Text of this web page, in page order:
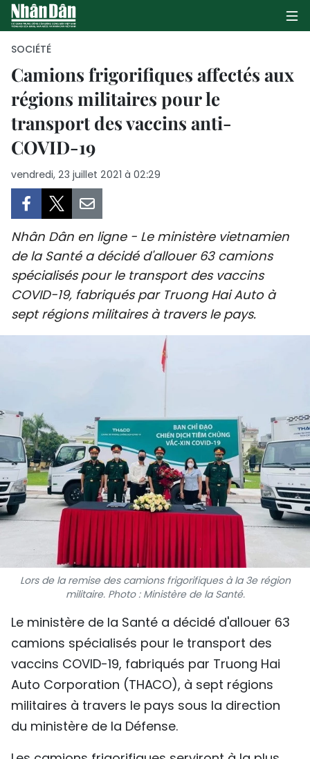
PAGE D'ACCUEIL
POLITIQUE
TOURISME
ENVIRONNEMENT
FRANCOPHONIE
INTERNATIONAL
MÉGASTORIE
INFOGRAPHIE
PHOTO
VIDÉO
TIẾNG VIỆT
ENGLISH
中文
SOCIÉTÉ
Camions frigorifiques affectés aux
régions militaires pour le
transport des vaccins anti-
COVID-19
vendredi, 23 juillet 2021 à 02:29
Nhân Dân en ligne - Le ministère vietnamien
de la Santé a décidé d'allouer 63 camions
spécialisés pour le transport des vaccins
COVID-19, fabriqués par Truong Hai Auto à
sept régions militaires à travers le pays.
Lors de la remise des camions frigorifiques à la 3e région
militaire. Photo : Ministère de la Santé.
Le ministère de la Santé a décidé d'allouer 63
camions spécialisés pour le transport des
vaccins COVID-19, fabriqués par Truong Hai
Auto Corporation (THACO), à sept régions
militaires à travers le pays sous la direction
du ministère de la Défense.